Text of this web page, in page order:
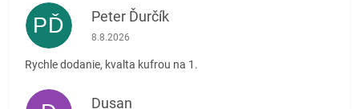
PĎ Peter Ďurčík
Hodnotenie obchodu je 5 z 5 hviezdičiek.
8.8.2026
Rychle dodanie, kvalta kufrou na 1.
Dusan